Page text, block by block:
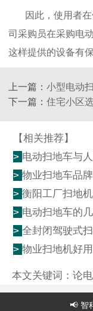
因此，使用者
司采购员在采购电
这样提供的设备有
上一篇： 小型电动
下一篇： 住宅小区选
【相关推荐】
> 电动扫地车与
>物业扫地车品
>衡阳工厂扫地
> 电动扫地车的
>全封闭驾驶式
>物业扫地机好
本文关键词： 论
📢 智